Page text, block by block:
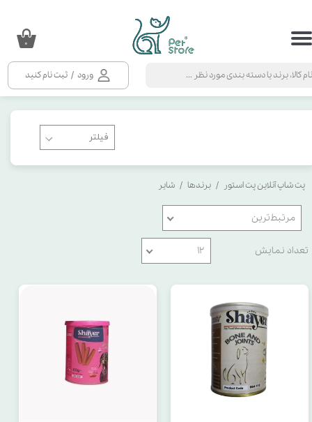
ورود / ثبت نام کنید
حساب کاربری من
سفارشات
۰
پت شاپ آنلاین پت استور برندها شایر
مرتبط‌ترین
تعداد نمایش ۱۲